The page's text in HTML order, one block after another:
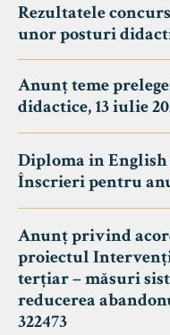
Rezultatele
unor posturi
Anunț teme
didactice, 13 iulie
Diploma in
Înscrieri pentru
Anunț privind
proiectul
terțiar – măsuri
reducerea
322473